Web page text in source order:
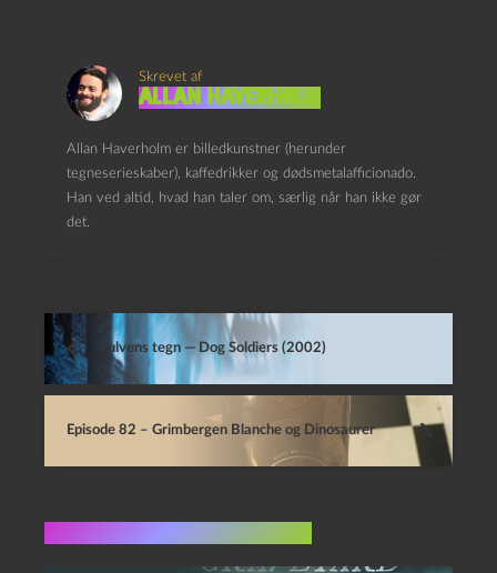
Skrevet af
Allan Haverholm
Allan Haverholm er billedkunstner (herunder
tegneserieskaber), kaffedrikker og dødsmetalafficionado.
Han ved altid, hvad han taler om, særlig når han ikke gør
det.
I ulvens tegn — Dog Soldiers (2002)
Episode 82 – Grimbergen Blanche og Dinosaurer